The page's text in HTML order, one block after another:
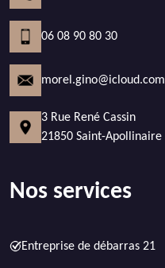
06 08 90 80 30
morel.gino@icloud.com
3 Rue René Cassin
21850 Saint-Apollinaire
Nos services
Entreprise de débarras 21